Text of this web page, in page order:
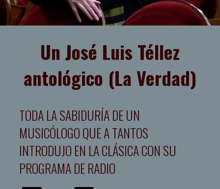
Un José Luis Téllez
antológico (La Verdad)
TODA LA SABIDURÍA DE UN
MUSICÓLOGO QUE A TANTOS
INTRODUJO EN LA CLÁSICA CON SU
PROGRAMA DE RADIO